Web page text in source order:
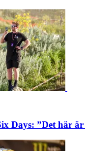
Days: ”Det här